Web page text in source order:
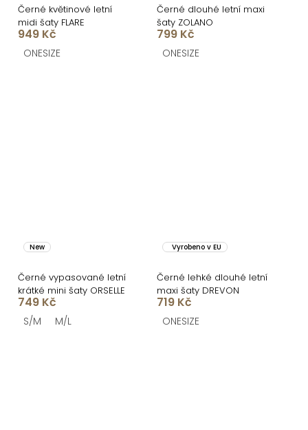
Černé květinové letní
midi šaty FLARE
949 Kč
ONESIZE
Černé dlouhé letní maxi
šaty ZOLANO
799 Kč
ONESIZE
New
Černé vypasované letní
krátké mini šaty ORSELLE
749 Kč
S/M M/L
Vyrobeno v EU
Černé lehké dlouhé letní
maxi šaty DREVON
719 Kč
ONESIZE